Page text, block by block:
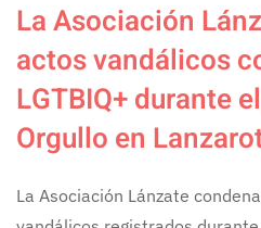
La Asociación
actos vandálicos
LGTBIQ+ durante
Orgullo en
La Asociación Lánzate